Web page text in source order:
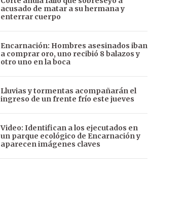
acusado de matar a su hermana y
enterrar cuerpo
Encarnación: Hombres asesinados iban
a comprar oro, uno recibió 8 balazos y
otro uno en la boca
Lluvias y tormentas acompañarán el
ingreso de un frente frío este jueves
Video: Identifican a los ejecutados en
un parque ecológico de Encarnación y
aparecen imágenes claves